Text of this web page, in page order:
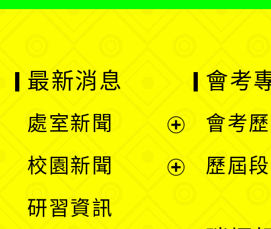
最新消息
處室新聞
校園新聞
研習資訊
會考
會考
歷屆